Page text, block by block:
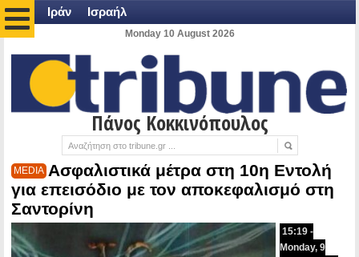
Ιράν Ισραήλ
Monday 10 August 2026
Πάνος Κοκκινόπουλος
MEDIA Ασφαλιστικά μέτρα στη 10η Εντολή
για επεισόδιο με τον αποκεφαλισμό στη
Σαντορίνη
15:19 -
Monday, 9